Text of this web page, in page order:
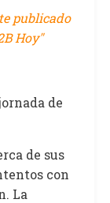
publicado
Hoy"
de
de sus
con
La